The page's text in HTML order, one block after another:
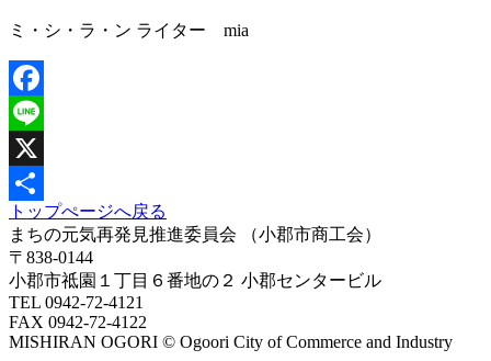
ミ・シ・ラ・ン ライター mia
Facebook
Line
X
共
有
トップぺージへ戻る
まちの元気再発見推進委員会
（小郡市商工会）
〒838-0144
小郡市祗園１丁目６番地の２ 小郡センタービル
TEL 0942-72-4121
FAX 0942-72-4122
MISHIRAN OGORI © Ogoori City of Commerce and Industry